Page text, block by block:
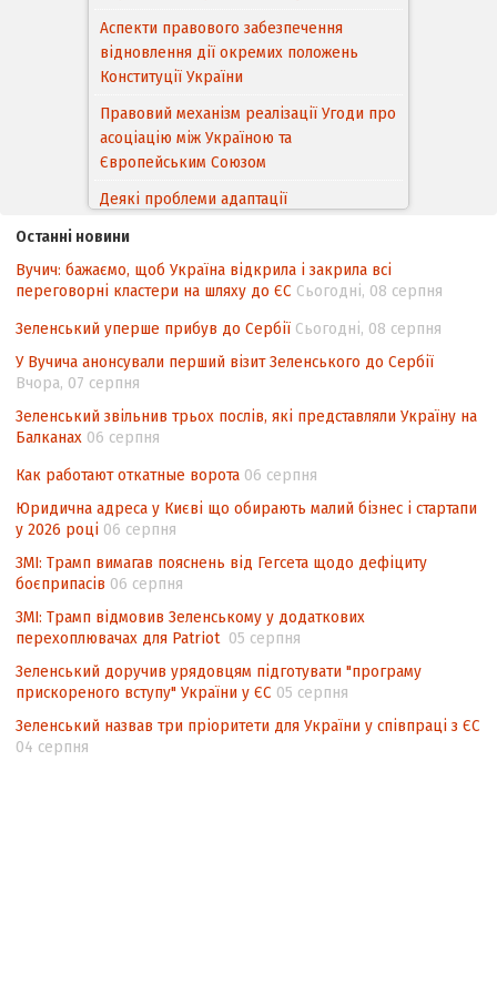
Правовий механізм реалізації Угоди про
асоціацію між Україною та
Європейським Cоюзом
Деякі проблеми адаптації
законодавства України щодо зазначення
походження товарів відповідно до
Угоди про торговельні аспекти прав
інтелектуальної власності (TRIPS) у
контексті євроінтеграції
Аналіз виборчого законодавства щодо
невизначеності механізму повторного
підрахунку голосів виборців
Інформаційна безпека суспільства
Контент-аналіз відображення сенсу
національних інтересів у стратегічних
нормативно-правових документах
Останні новини
Вучич: бажаємо, щоб Україна відкрила і закрила всі
переговорні кластери на шляху до ЄС Сьогодні, 08 серпня
Зеленський уперше прибув до Сербії Сьогодні, 08 серпня
У Вучича анонсували перший візит Зеленського до Сербії
Вчора, 07 серпня
Зеленський звільнив трьох послів, які представляли Україну на
Балканах 06 серпня
Как работают откатные ворота 06 серпня
Юридична адреса у Києві що обирають малий бізнес і стартапи
у 2026 році 06 серпня
ЗМІ: Трамп вимагав пояснень від Гегсета щодо дефіциту
боєприпасів 06 серпня
ЗМІ: Трамп відмовив Зеленському у додаткових
перехоплювачах для Patriot 05 серпня
Зеленський доручив урядовцям підготувати "програму
прискореного вступу" України у ЄС 05 серпня
Зеленський назвав три пріоритети для України у співпраці з ЄС
04 серпня